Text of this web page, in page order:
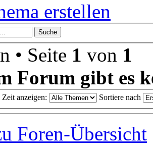
erstellen
• Seite 1 von 1
Forum gibt es
anzeigen: Sortiere nach
Foren-Übersicht